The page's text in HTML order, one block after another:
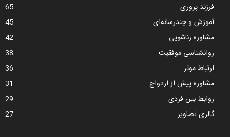
فرزند پروری
65
آموزش و چندرسانه‌ای
45
مشاوره زناشویی
42
روانشناسی موفقیت
38
ارتباط موثر
36
مشاوره پیش از ازدواج
31
روابط بین فردی
29
گالری تصاویر
27